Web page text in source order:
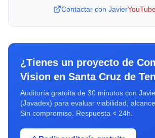
Contactar con Javier
¿Tienes un proyecto de
Vision en Santa Cruz de
Auditoría gratuita de 30 minutos con
(Javadex) para evaluar viabilidad,
Sin compromiso. Respuesta < 24h.